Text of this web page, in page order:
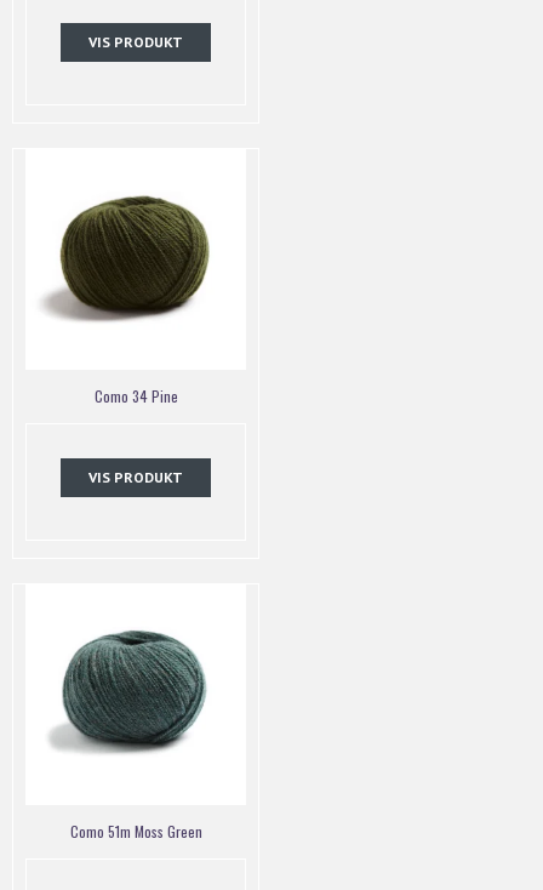
VIS PRODUKT
Como 34 Pine
VIS PRODUKT
Como 51m Moss Green